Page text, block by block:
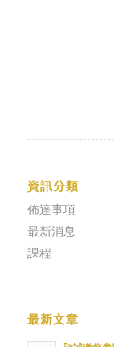
資訊分類
佈達事項
最新消息
課程
最新文章